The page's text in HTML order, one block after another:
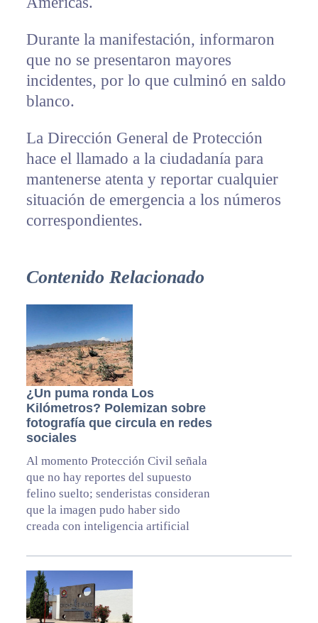
Durante la manifestación, informaron
que no se presentaron mayores
incidentes, por lo que culminó en saldo
blanco.
La Dirección General de Protección
hace el llamado a la ciudadanía para
mantenerse atenta y reportar cualquier
situación de emergencia a los números
correspondientes.
Contenido Relacionado
¿Un puma ronda Los
Kilómetros? Polemizan sobre
fotografía que circula en redes
sociales
Al momento Protección Civil señala
que no hay reportes del supuesto
felino suelto; senderistas consideran
que la imagen pudo haber sido
creada con inteligencia artificial